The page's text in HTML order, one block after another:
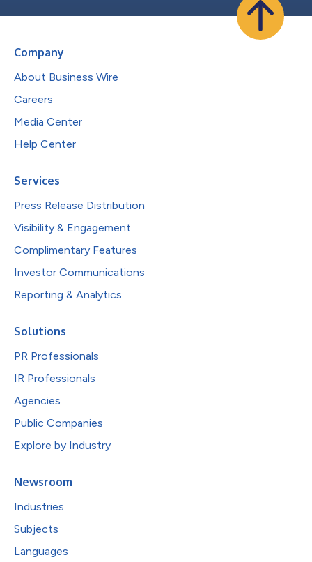
Company
About Business Wire
Careers
Media Center
Help Center
Services
Press Release Distribution
Visibility & Engagement
Complimentary Features
Investor Communications
Reporting & Analytics
Solutions
PR Professionals
IR Professionals
Agencies
Public Companies
Explore by Industry
Newsroom
Industries
Subjects
Languages